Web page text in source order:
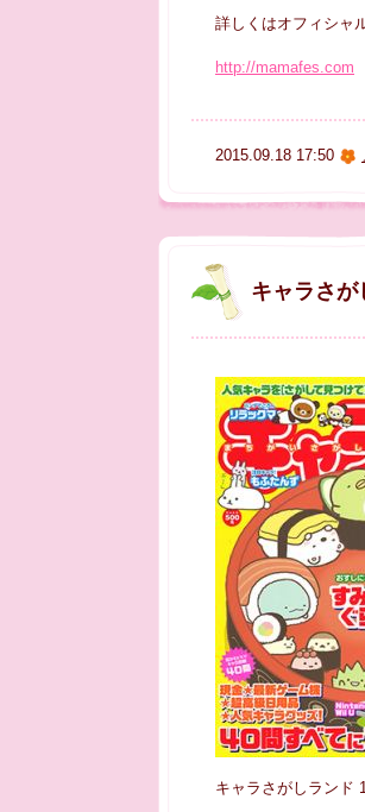
詳しくはオフィシャ
http://mamafes.com
2015.09.18 17:50
キャラさが
キャラさがしランド